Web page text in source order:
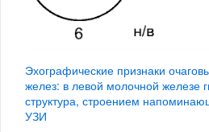
Эхографические признаки
желез: в левой молочной железе
структура, строением
УЗИ